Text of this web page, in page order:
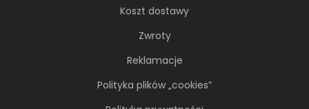
Koszt dostawy
Zwroty
Reklamacje
Polityka plików „cookies”